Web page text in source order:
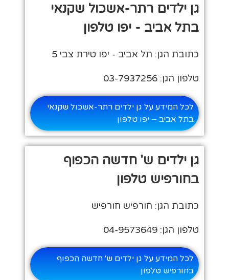
גן ילדים רתר-אשכול שקנאי
בתל אביב - יפו טלפון
כתובת הגן: תל אביב - יפו טירת צבי 5
טלפון הגן: 03-7937256
לכל המידע על גן ילדים רתר-אשכול שקנאי
בתל אביב – יפו טלפון
גן ילדים ש' חדשה הכפוף
בחורפיש טלפון
כתובת הגן: חורפיש חורפיש
טלפון הגן: 04-9573649
לכל המידע על גן ילדים ש' חדשה הכפוף
בחורפיש טלפון